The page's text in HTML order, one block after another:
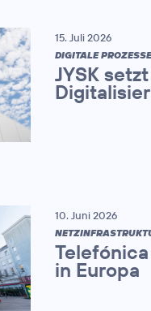
15. Juli 2026
DIGITALE
JYSK
10. Juni 2026
in Europa